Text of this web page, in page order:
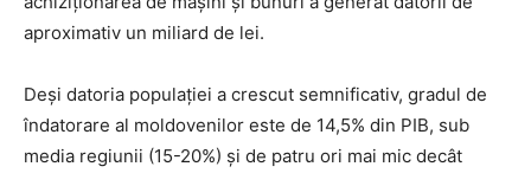
aproximativ un miliard de lei.
Deși datoria populației a crescut semnificativ, gradul de
îndatorare al moldovenilor este de 14,5% din PIB, sub
media regiunii (15-20%) și de patru ori mai mic decât